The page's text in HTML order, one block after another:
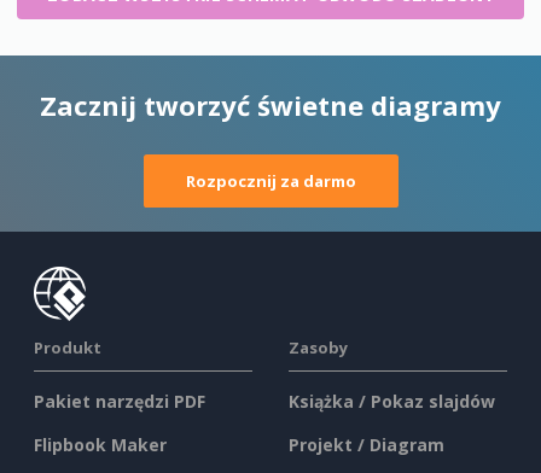
Zacznij tworzyć świetne diagramy
Rozpocznij za darmo
Produkt
Pakiet narzędzi PDF
Flipbook Maker
Zasoby
Książka / Pokaz slajdów
Projekt / Diagram